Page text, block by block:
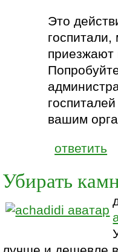
Это
вашим
ответить
Убирать